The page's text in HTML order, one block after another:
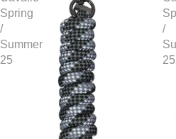
Spring
/
Summer
25
/
25